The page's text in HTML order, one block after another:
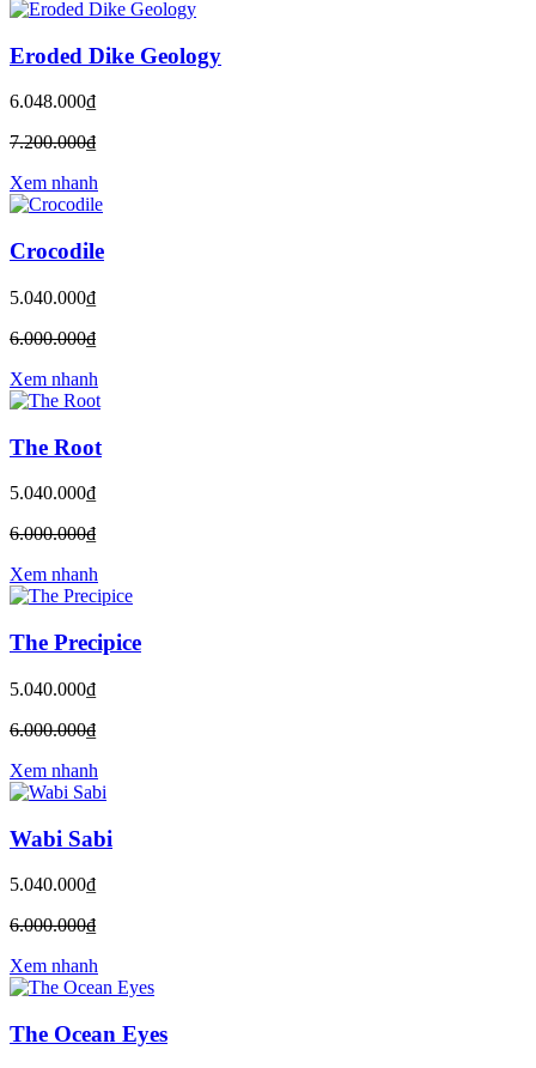
Eroded Dike Geology
6.048.000₫
7.200.000₫
Xem nhanh
Crocodile
5.040.000₫
6.000.000₫
Xem nhanh
The Root
5.040.000₫
6.000.000₫
Xem nhanh
The Precipice
5.040.000₫
6.000.000₫
Xem nhanh
Wabi Sabi
5.040.000₫
6.000.000₫
Xem nhanh
The Ocean Eyes